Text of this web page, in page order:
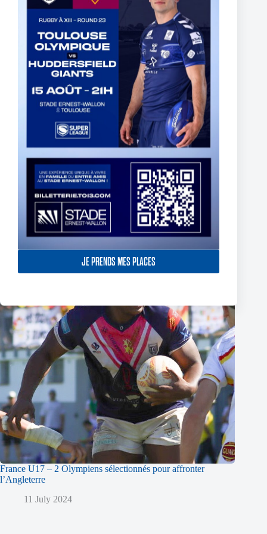
JE PRENDS MES PLACES
C’est la reprise des entraînements à l’Association du TO !
3 September 2024
France U17 – 2 Olympiens sélectionnés pour affronter
l’Angleterre
11 July 2024